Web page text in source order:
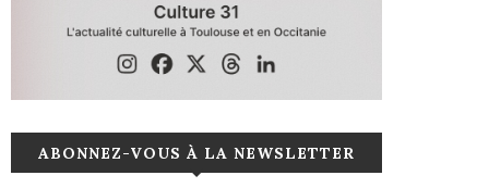
ABONNEZ-VOUS À LA NEWSLETTER